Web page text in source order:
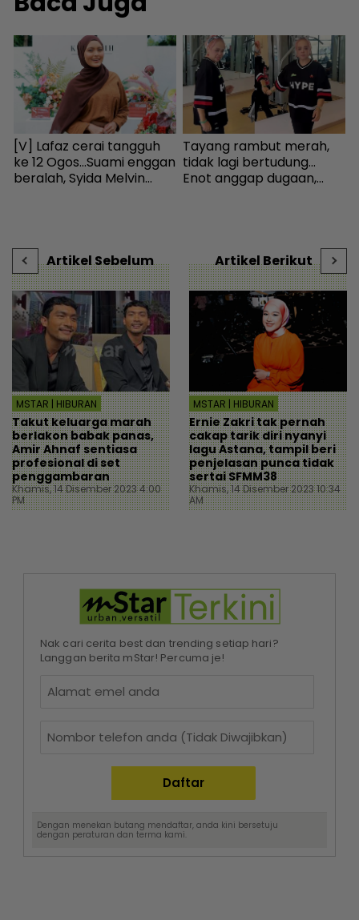
[V] Lafaz cerai tangguh
ke 12 Ogos...Suami enggan
beralah, Syida Melvin
Tayang rambut merah,
tidak lagi bertudung...
Enot anggap dugaan,
Artikel Sebelum
MSTAR | HIBURAN
Takut keluarga marah
berlakon babak panas,
Amir Ahnaf sentiasa
profesional di set
penggambaran
Khamis, 14 Disember 2023 4:00
PM
Artikel Berikut
MSTAR | HIBURAN
Ernie Zakri tak pernah
cakap tarik diri nyanyi
lagu Astana, tampil beri
penjelasan punca tidak
sertai SFMM38
Khamis, 14 Disember 2023 10:34
AM
Nak cari cerita best dan trending setiap hari?
Langgan berita mStar! Percuma je!
Dengan menekan butang mendaftar, anda kini bersetuju
dengan peraturan dan terma kami.